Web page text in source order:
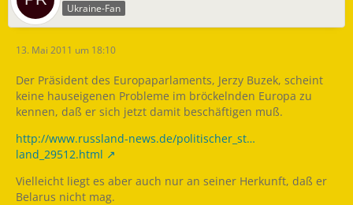
Ukraine-Fan
13. Mai 2011 um 18:10
Der Präsident des Europaparlaments, Jerzy Buzek, scheint
keine hauseigenen Probleme im bröckelnden Europa zu
kennen, daß er sich jetzt damit beschäftigen muß.
http://www.russland-news.de/politischer_st…
land_29512.html
Vielleicht liegt es aber auch nur an seiner Herkunft, daß er
Belarus nicht mag.